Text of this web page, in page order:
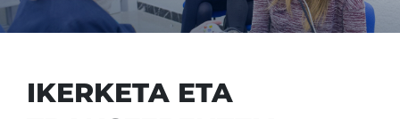
IKERKETA ETA